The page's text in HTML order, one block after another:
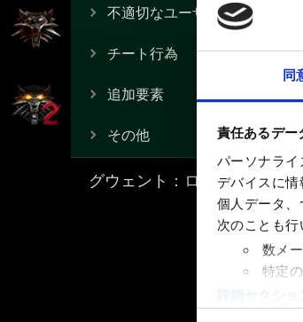
同
責任あるデー
パーソナライ
デバイスに
個人データ、
次のことも行
数メ
特定
不適切なユーザー名
チート行為
追加要素
その他
グウェント：ローグメイジ